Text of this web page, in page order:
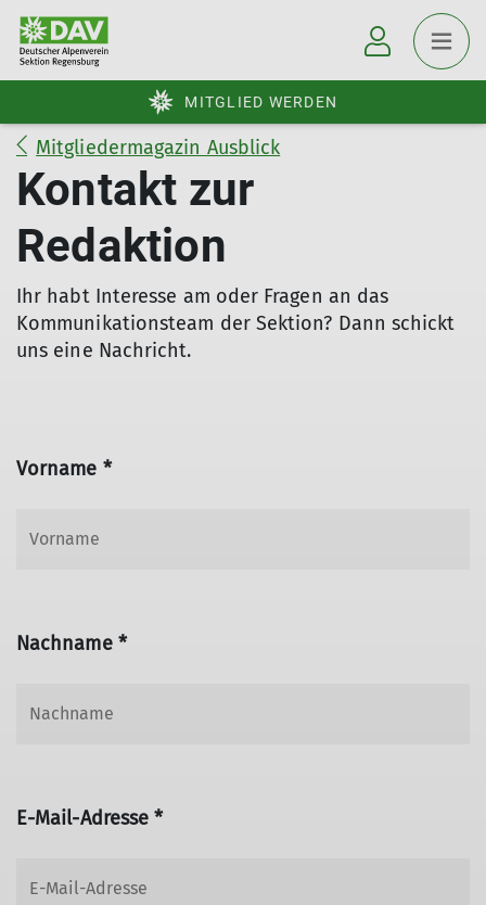
MITGLIED WERDEN
Mitgliedermagazin Ausblick
Kontakt zur
Redaktion
Ihr habt Interesse am oder Fragen an das
Kommunikationsteam der Sektion? Dann schickt
uns eine Nachricht.
Vorname *
Nachname *
E-Mail-Adresse *